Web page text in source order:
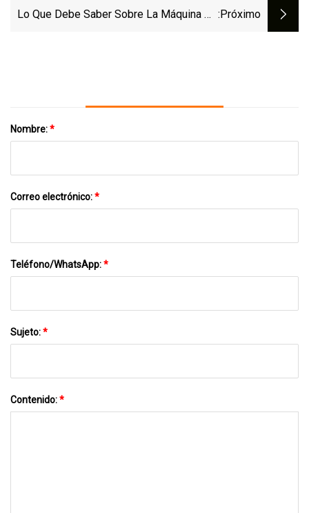
Lo Que Debe Saber Sobre La Máquina De :próximo
Nombre:*
Correo electrónico:*
Teléfono/WhatsApp:*
Sujeto:*
Contenido:*